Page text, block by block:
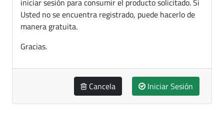
Usted no se encuentra registrado, puede hacerlo de
manera gratuita.
Gracias.
Cancela Iniciar Sesión